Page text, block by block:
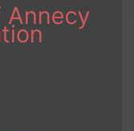
Annecy